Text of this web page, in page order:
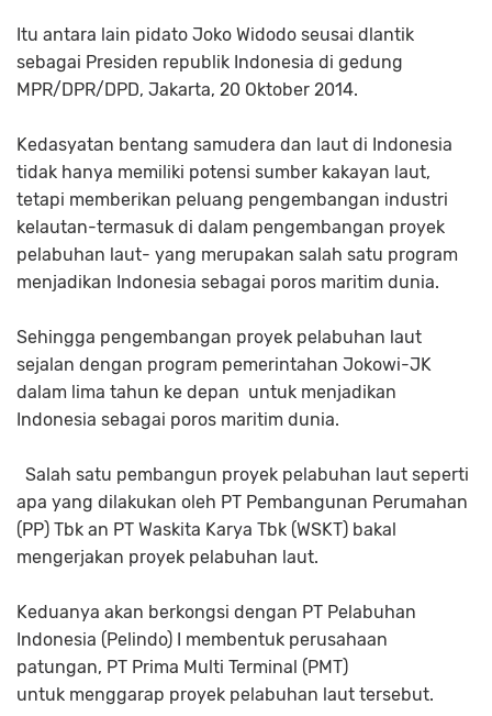
Itu antara lain pidato Joko Widodo seusai dlantik
sebagai Presiden republik Indonesia di gedung
MPR/DPR/DPD, Jakarta, 20 Oktober 2014.
Kedasyatan bentang samudera dan laut di Indonesia
tidak hanya memiliki potensi sumber kakayan laut,
tetapi memberikan peluang pengembangan industri
kelautan-termasuk di dalam pengembangan proyek
pelabuhan laut- yang merupakan salah satu program
menjadikan Indonesia sebagai poros maritim dunia.
Sehingga pengembangan proyek pelabuhan laut
sejalan dengan program pemerintahan Jokowi-JK
dalam lima tahun ke depan untuk menjadikan
Indonesia sebagai poros maritim dunia.
Salah satu pembangun proyek pelabuhan laut seperti
apa yang dilakukan oleh PT Pembangunan Perumahan
(PP) Tbk an PT Waskita Karya Tbk (WSKT) bakal
mengerjakan proyek pelabuhan laut.
Keduanya akan berkongsi dengan PT Pelabuhan
Indonesia (Pelindo) I membentuk perusahaan
patungan, PT Prima Multi Terminal (PMT)
untuk menggarap proyek pelabuhan laut tersebut.